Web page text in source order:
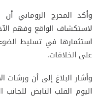
وأكد المخرج الروماني أن
لاستكشاف الواقع وفهم
استثمارها في تسليط
على الخلافات.
اليوم القلب النابض